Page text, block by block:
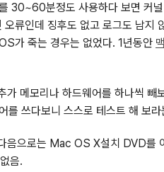
30~60분정도 사용하다 보면 커
류인데 징후도 없고 로그도 남지
가 죽는 경우는 없었다. 1년동안
메모리나 하드웨어를 하나씩 빼
쓰다보니 스스로 테스트 해 보
음으로는 Mac OS X설치 DVD를
음.